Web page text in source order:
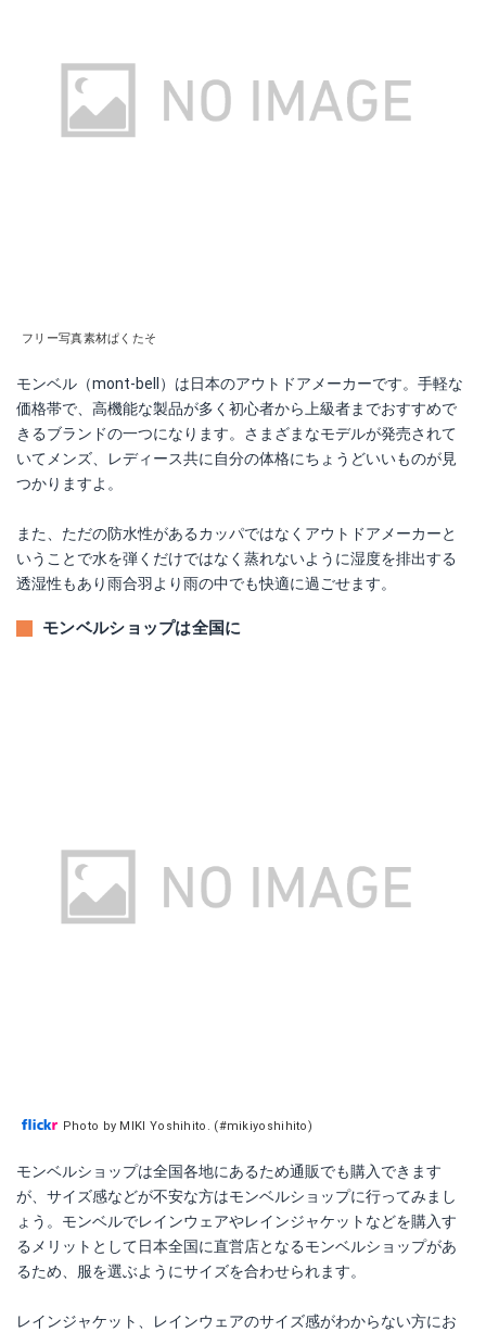
フリー写真素材ぱくたそ
モンベル（mont-bell）は日本のアウトドアメーカーです。手軽な
価格帯で、高機能な製品が多く初心者から上級者までおすすめで
きるブランドの一つになります。さまざまなモデルが発売されて
いてメンズ、レディース共に自分の体格にちょうどいいものが見
つかりますよ。
また、ただの防水性があるカッパではなくアウトドアメーカーと
いうことで水を弾くだけではなく蒸れないように湿度を排出する
透湿性もあり雨合羽より雨の中でも快適に過ごせます。
モンベルショップは全国に
Photo by MIKI Yoshihito. (#mikiyoshihito)
モンベルショップは全国各地にあるため通販でも購入できます
が、サイズ感などが不安な方はモンベルショップに行ってみまし
ょう。モンベルでレインウェアやレインジャケットなどを購入す
るメリットとして日本全国に直営店となるモンベルショップがあ
るため、服を選ぶようにサイズを合わせられます。
レインジャケット、レインウェアのサイズ感がわからない方にお